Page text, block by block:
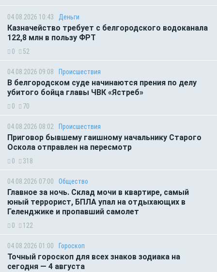
04.08.2026 10:43 Деньги
Казначейство требует с белгородского водоканала
122,8 млн в пользу ФРТ
0 52
04.08.2026 09:08 Происшествия
В белгородском суде начинаются прения по делу
убитого бойца главы ЧВК «Ястреб»
0 70
04.08.2026 08:02 Происшествия
Приговор бывшему гаишному начальнику Старого
Оскола отправлен на пересмотр
0 318
04.08.2026 07:00 Общество
Главное за ночь. Склад мочи в квартире, самый
юный террорист, БПЛА упал на отдыхающих в
Геленджике и пропавший самолет
0 122
04.08.2026 01:00 Гороскоп
Точный гороскоп для всех знаков зодиака на
сегодня — 4 августа